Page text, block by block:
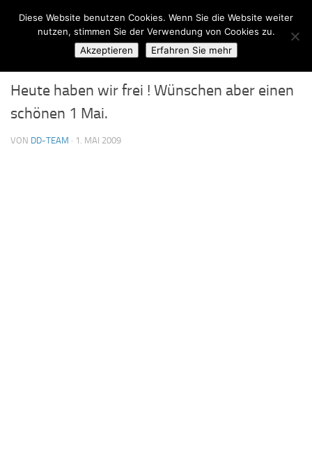
Zum Inhalt springen
Heute haben wir frei ! Wünschen aber einen
schönen 1 Mai.
VON DD-TEAM · 1. MAI 2009
Diese Website benutzen Cookies. Wenn Sie die Website weiter
nutzen, stimmen Sie der Verwendung von Cookies zu.
Akzeptieren
Erfahren Sie mehr